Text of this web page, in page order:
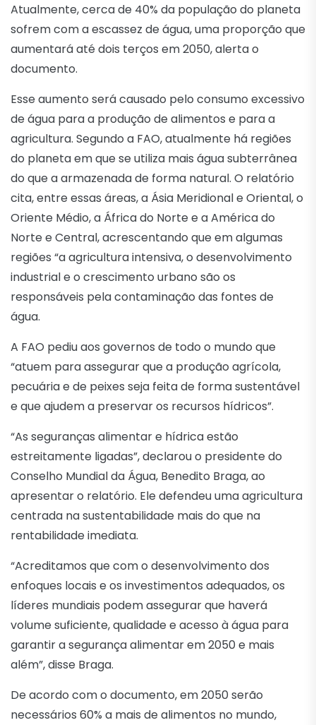
Atualmente, cerca de 40% da população do planeta
sofrem com a escassez de água, uma proporção que
aumentará até dois terços em 2050, alerta o
documento.
Esse aumento será causado pelo consumo excessivo
de água para a produção de alimentos e para a
agricultura. Segundo a FAO, atualmente há regiões
do planeta em que se utiliza mais água subterrânea
do que a armazenada de forma natural. O relatório
cita, entre essas áreas, a Ásia Meridional e Oriental, o
Oriente Médio, a África do Norte e a América do
Norte e Central, acrescentando que em algumas
regiões “a agricultura intensiva, o desenvolvimento
industrial e o crescimento urbano são os
responsáveis pela contaminação das fontes de
água.
A FAO pediu aos governos de todo o mundo que
“atuem para assegurar que a produção agrícola,
pecuária e de peixes seja feita de forma sustentável
e que ajudem a preservar os recursos hídricos”.
“As seguranças alimentar e hídrica estão
estreitamente ligadas”, declarou o presidente do
Conselho Mundial da Água, Benedito Braga, ao
apresentar o relatório. Ele defendeu uma agricultura
centrada na sustentabilidade mais do que na
rentabilidade imediata.
“Acreditamos que com o desenvolvimento dos
enfoques locais e os investimentos adequados, os
líderes mundiais podem assegurar que haverá
volume suficiente, qualidade e acesso à água para
garantir a segurança alimentar em 2050 e mais
além”, disse Braga.
De acordo com o documento, em 2050 serão
necessários 60% a mais de alimentos no mundo,